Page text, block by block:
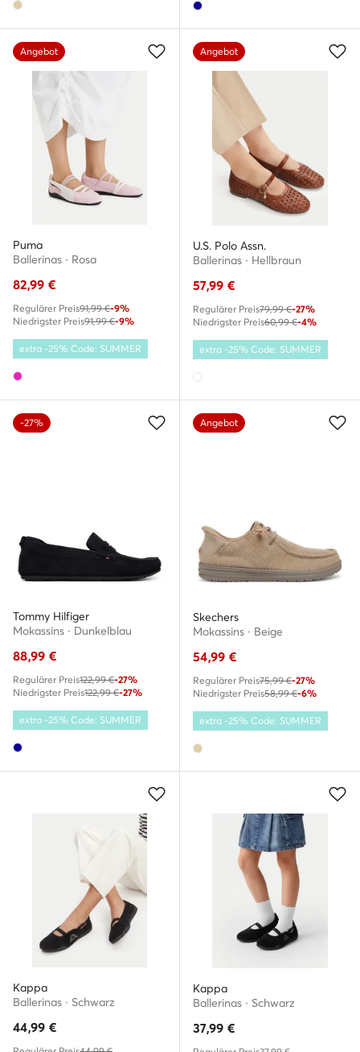
Angebot
Puma
Ballerinas · Rosa
82,99 €
Regulärer Preis91,99 €-9%
Niedrigster Preis91,99 €-9%
extra -25% Code: SUMMER
Angebot
U.S. Polo Assn.
Ballerinas · Hellbraun
57,99 €
Regulärer Preis79,99 €-27%
Niedrigster Preis60,99 €-4%
extra -25% Code: SUMMER
-27%
Tommy Hilfiger
Mokassins · Dunkelblau
88,99 €
Regulärer Preis122,99 €-27%
Niedrigster Preis122,99 €-27%
extra -25% Code: SUMMER
Angebot
Skechers
Mokassins · Beige
54,99 €
Regulärer Preis75,99 €-27%
Niedrigster Preis58,99 €-6%
extra -25% Code: SUMMER
Kappa
Ballerinas · Schwarz
44,99 €
Kappa
Ballerinas · Schwarz
37,99 €